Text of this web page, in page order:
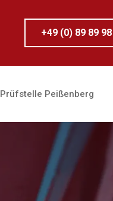
+49 (0) 89 89
Prüfstelle Peißenberg